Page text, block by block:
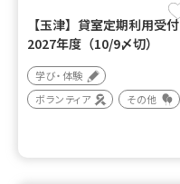
【玉津】貸室定期利用受付
2027年度（10/9〆切）
学び・体験
ボランティア
その他